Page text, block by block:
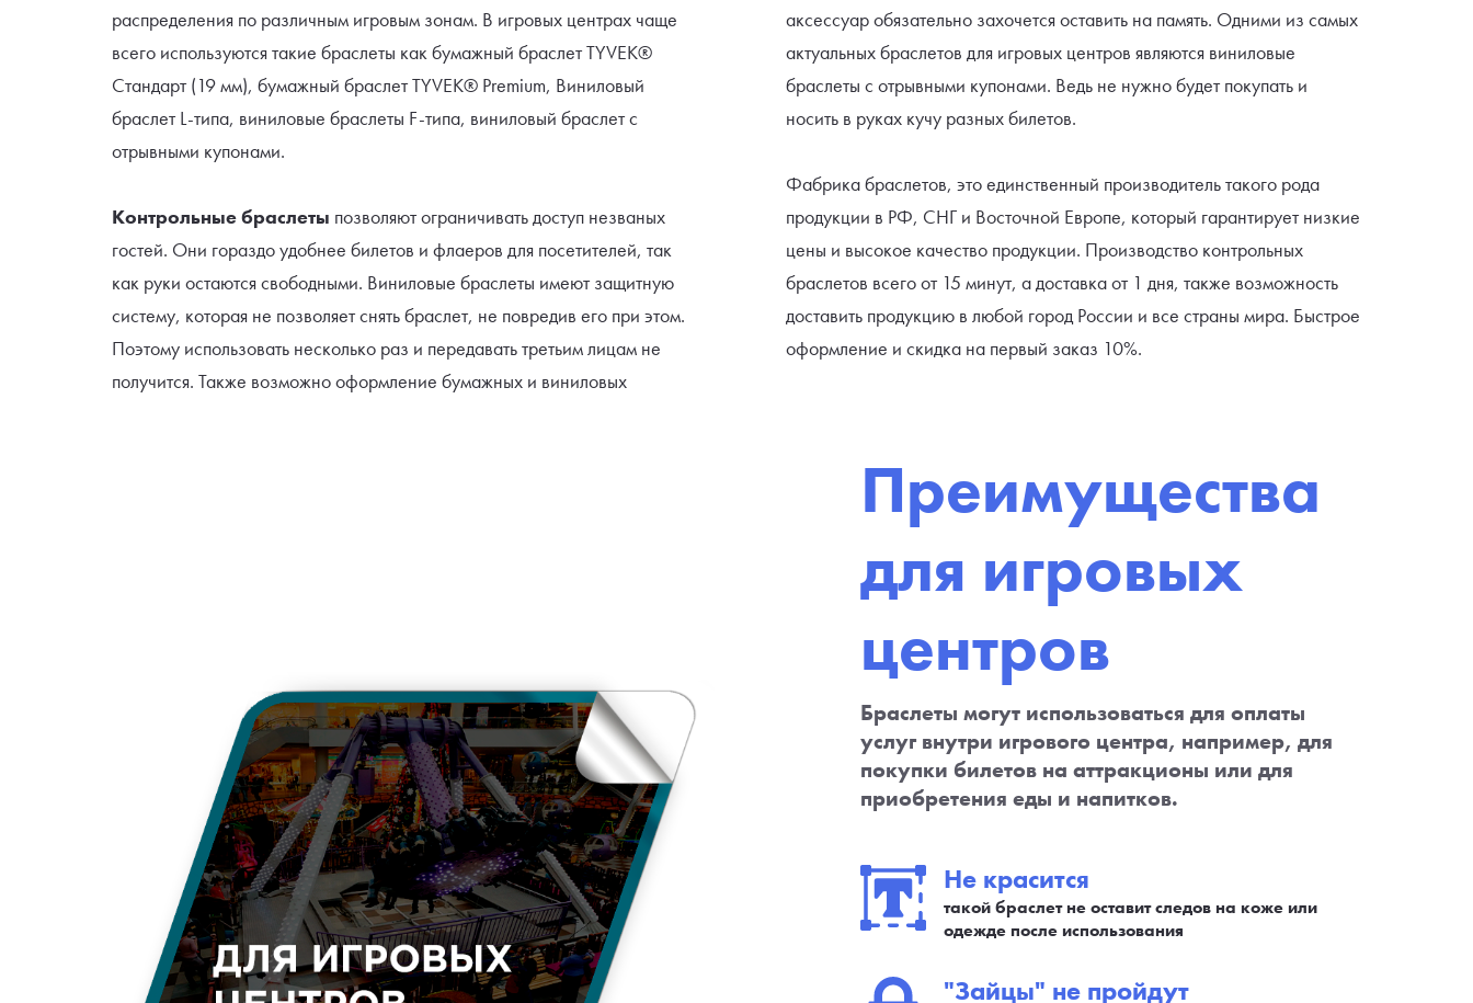
распределения по различным игровым зонам. В игровых центрах чаще
всего используются такие браслеты как бумажный браслет TYVEK®
Стандарт (19 мм), бумажный браслет TYVEK® Premium, Виниловый
браслет L-типа, виниловые браслеты F-типа, виниловый браслет с
отрывными купонами.
Контрольные браслеты позволяют ограничивать доступ незваных
гостей. Они гораздо удобнее билетов и флаеров для посетителей, так
как руки остаются свободными. Виниловые браслеты имеют защитную
систему, которая не позволяет снять браслет, не повредив его при этом.
Поэтому использовать несколько раз и передавать третьим лицам не
получится. Также возможно оформление бумажных и виниловых
аксессуар обязательно захочется оставить на память. Одними из самых
актуальных браслетов для игровых центров являются виниловые
браслеты с отрывными купонами. Ведь не нужно будет покупать и
носить в руках кучу разных билетов.
Фабрика браслетов, это единственный производитель такого рода
продукции в РФ, СНГ и Восточной Европе, который гарантирует низкие
цены и высокое качество продукции. Производство контрольных
браслетов всего от 15 минут, а доставка от 1 дня, также возможность
доставить продукцию в любой город России и все страны мира. Быстрое
оформление и скидка на первый заказ 10%.
Преимущества
для игровых
центров
Браслеты могут использоваться для оплаты
услуг внутри игрового центра, например, для
покупки билетов на аттракционы или для
приобретения еды и напитков.
Не красится
такой браслет не оставит следов на коже или
одежде после использования
"Зайцы" не пройдут